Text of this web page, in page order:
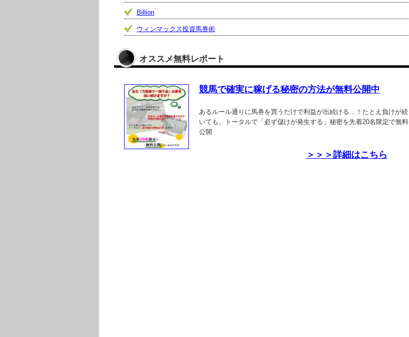
Billion
ウィンマックス投資馬券術
オススメ無料レポート
競馬で確実に稼げる秘密の方法が無料公開中
あるルール通りに馬券を買うだけで利益が出続ける…！たとえ負けが続
いても、トータルで「必ず儲けが発生する」秘密を先着20名限定で無料
公開
＞＞＞詳細はこちら